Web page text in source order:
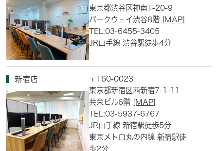
東京都渋谷区神南1-20-9
パークウェイ渋谷8階 [MAP]
TEL:03-6455-3405
JR山手線 渋谷駅徒歩4分
新宿店
〒160-0023
東京都新宿区西新宿7-1-11
共栄ビル6階 [MAP]
TEL:03-5937-6767
JR山手線 新宿駅徒歩5分
東京メトロ丸の内線 新宿駅徒
歩2分